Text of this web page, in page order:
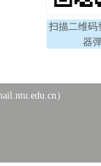
扫描二维码
器
）